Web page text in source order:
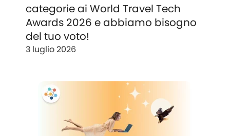
categorie ai World Travel Tech
Awards 2026 e abbiamo bisogno
del tuo voto!
3 luglio 2026